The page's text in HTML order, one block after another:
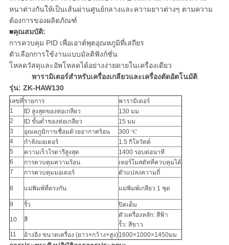
เป็น
ส่วน
ตัว
หนาต่างกันให้เป็นเส้นผ่านศูนย์กลางและความยาวต่างๆ ตามความ
ต้องการของผลิตภัณฑ์
■คุณสมบัติ:
การควบคุม PID เพื่อเอาต์พุตอุณหภูมิที่เสถียร
ตัวเลือกการใช้งานแบบมัลติฟังก์ชั่น
โหลดวัสดุและอัพโหลดได้อย่างง่ายดายในเครื่องเดียว
พารามิเตอร์สำหรับเครื่องเกลียวและเครื่องตัดอัตโนมัติ
รุ่น: ZK-HAW130
เลขที่ รายการ
พารามิเตอร์
1
ID สูงสุดของท่อเกลียว
130 มม
2
ID ขั้นต่ำของท่อเกลียว
15 มม
3
อุณหภูมิการเชื่อมด้วยอากาศร้อน
300 ℃
4
กำลังมอเตอร์
1.5 กิโลวัตต์
5
ความเร็วโรตารีสูงสุด
1400 รอบต่อนาที
6
การควบคุมความร้อน
เทอร์โมสตัทที่ควบคุมได้
7
การควบคุมมอเตอร์ ตัวแปลงความถี่
8 แม่พิมพ์ที่ตรงกัน แม่พิมพ์เกลียว 1 ชุด
9 รั้ว ปิดเต็ม
10 สี
ตัวเครื่องหลัก: สีฟ้า
รั้ว: สีขาว
11
อ้างอิง ขนาดเครื่อง (ยาว×กว้าง×สูง)1600×1000×1450มม